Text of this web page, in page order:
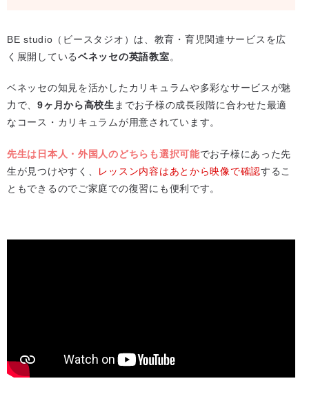
BE studio（ビースタジオ）は、教育・育児関連サービスを広
く展開しているベネッセの英語教室。
ベネッセの知見を活かしたカリキュラムや多彩なサービスが魅
力で、9ヶ月から高校生までお子様の成長段階に合わせた最適
なコース・カリキュラムが用意されています。
先生は日本人・外国人のどちらも選択可能でお子様にあった先
生が見つけやすく、 レッスン内容はあとから映像で確認するこ
ともできるのでご家庭での復習にも便利です。